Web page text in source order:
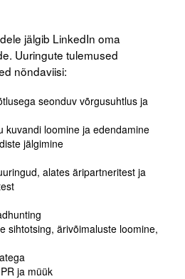
jälgib LinkedIn oma
Uuringute tulemused
nõndaviisi:
seonduv võrgusuhtlus ja
kuvandi loomine ja edendamine
jälgimine
alates äripartneritest ja
sihtotsing, ärivõimaluste loomine,
ja müük